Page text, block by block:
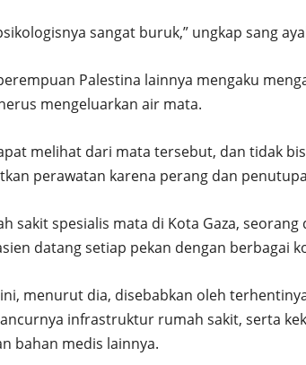
sangat buruk,” ungkap sang
Palestina lainnya mengaku
mengeluarkan air mata.
melihat dari mata tersebut, dan tidak
perawatan karena perang dan
sakit spesialis mata di Kota Gaza,
datang setiap pekan dengan berbagai
menurut dia, disebabkan oleh
infrastruktur rumah sakit, serta
bahan medis lainnya.